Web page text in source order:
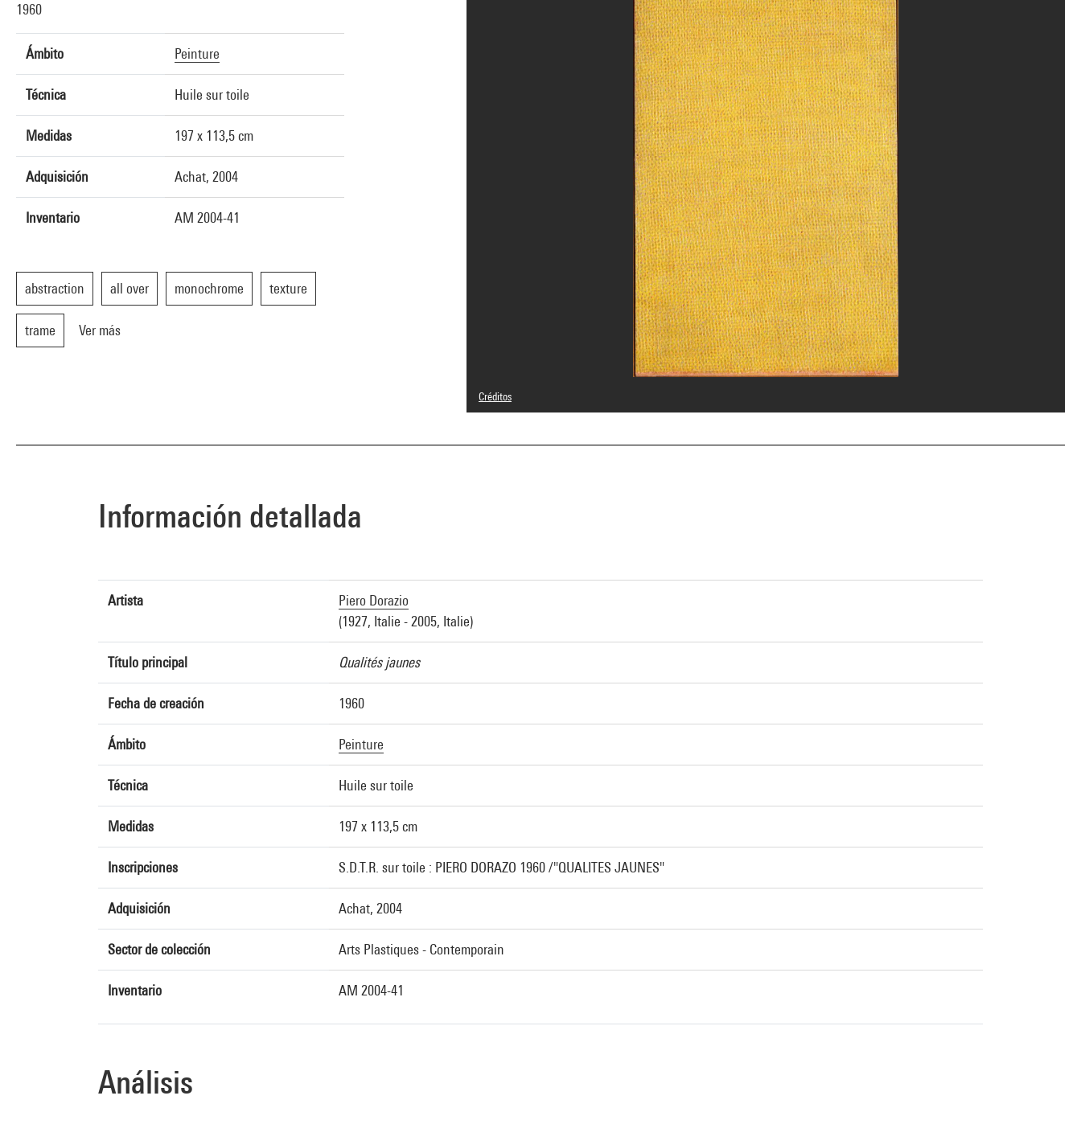
1960
Ámbito Peinture
Técnica Huile sur toile
Medidas 197 x 113,5 cm
Adquisición Achat, 2004
Inventario AM 2004-41
abstraction all over monochrome texture
trame Ver más
Créditos
© Adagp, Paris
Referencia de la imagen : 4F16924 [2003 CX 0993]
Información detallada
Artista
Piero Dorazio
(1927, Italie - 2005, Italie)
Título principal Qualités jaunes
Fecha de creación 1960
Ámbito Peinture
Técnica Huile sur toile
Medidas 197 x 113,5 cm
Inscripciones S.D.T.R. sur toile : PIERO DORAZO 1960 /"QUALITES JAUNES"
Adquisición Achat, 2004
Sector de colección Arts Plastiques - Contemporain
Inventario AM 2004-41
Análisis